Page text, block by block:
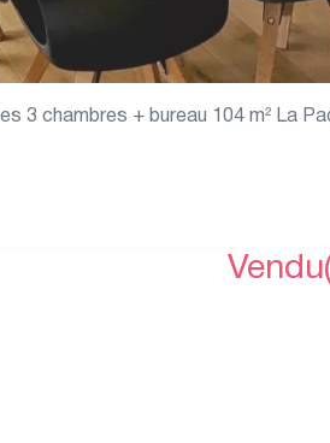
3 chambres + bureau 104 m² La